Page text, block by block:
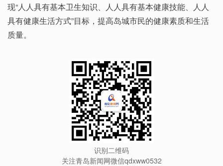
现“人人具有基本卫生知识、人人具有基本健康技能、人人
具有健康生活方式”目标，提高岛城市民的健康素质和生活
质量。
识别二维码
关注青岛新闻网微信qdxww0532